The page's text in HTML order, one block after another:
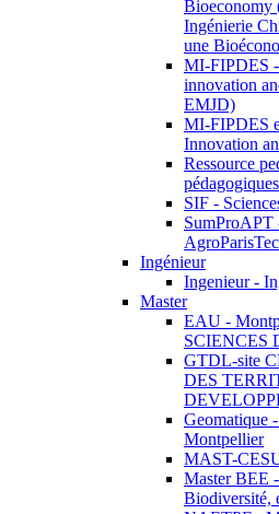
Bioeconomy
Ingénierie
une
MI-FIPDES
innovation
EMJD)
MI-FIPDES
Innovation
Ressource
SIF -
SumProAPT
Ingénieur
Ingenieur -
Master
EAU -
SCIENCES
GTDL-site
DES
Geomatique
Montpellier
MAST-
Master BEE
Biodiversité,